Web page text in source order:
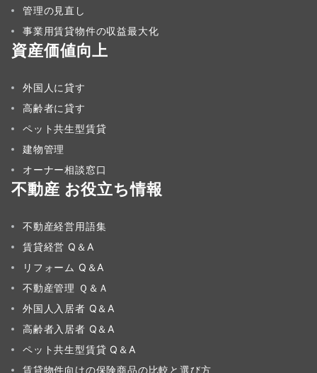
管理の見直し
事業用賃貸物件の収益最大化
資産価値向上
外国人に貸す
高齢者に貸す
ペット共生型賃貸
建物管理
オーナー相談窓口
不動産 お役立ち情報
不動産経営用語集
賃貸経営 Q＆A
リフォーム Q＆A
不動産管理 Ｑ＆Ａ
外国人入居者 Q＆A
高齢者入居者 Q＆A
ペット共生型賃貸 Q＆A
賃貸物件向けの保険商品の比較と選び方